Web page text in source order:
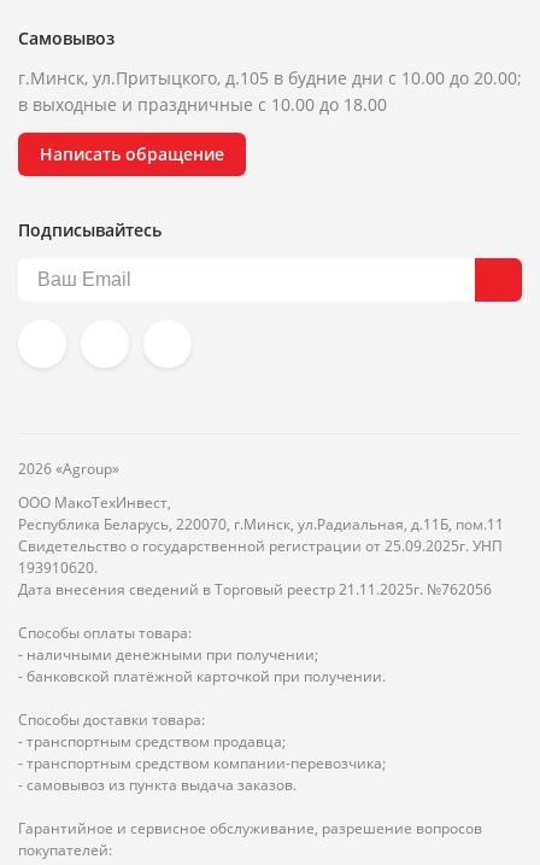
Самовывоз
г.Минск, ул.Притыцкого, д.105 в будние дни с 10.00 до 20.00;
в выходные и праздничные с 10.00 до 18.00
Написать обращение
Подписывайтесь
2026 «Agroup»
ООО МакоТехИнвест,
Республика Беларусь, 220070, г.Минск, ул.Радиальная, д.11Б, пом.11
Свидетельство о государственной регистрации от 25.09.2025г. УНП
193910620.
Дата внесения сведений в Торговый реестр 21.11.2025г. №762056
Способы оплаты товара:
- наличными денежными при получении;
- банковской платёжной карточкой при получении.
Способы доставки товара:
- транспортным средством продавца;
- транспортным средством компании-перевозчика;
- самовывоз из пункта выдача заказов.
Гарантийное и сервисное обслуживание, разрешение вопросов
покупателей: